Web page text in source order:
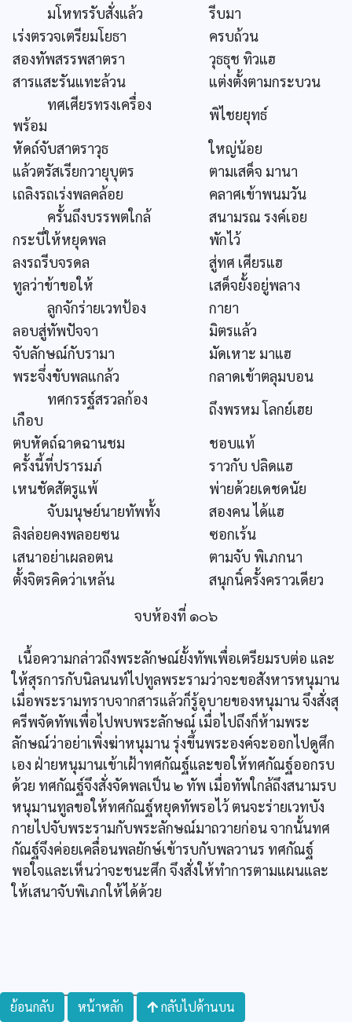
มโหทรรับสั่งแล้ว
รีบมา
เร่งตรวจเตรียมโยธา
ครบถ้วน
สองทัพสรรพสาตรา
วุธธุช ทิวแฮ
สารแสะรันแทะล้วน
แต่งตั้งตามกระบวน
ทศเศียรทรงเครื่อง
พร้อม
พิไชยยุทธ์
หัดถ์จับสาตราวุธ
ใหญ่น้อย
แล้วตรัสเรียกวายุบุตร
ตามเสด็จ มานา
เถลิงรถเร่งพลคล้อย
คลาศเข้าพนมวัน
ครั้นถึงบรรพตใกล้
สนามรณ รงค์เอย
กระบี่ให้หยุดพล
พักไว้
ลงรถรีบจรดล
สู่ทศ เศียรแฮ
ทูลว่าข้าขอให้
เสด็จยั้งอยู่พลาง
ลูกจักร่ายเวทป้อง
กายา
ลอบสู่ทัพปัจจา
มิตรแล้ว
จับลักษณ์กับรามา
มัดเหาะ มาแฮ
พระจึ่งขับพลแกล้ว
กลาดเข้าตลุมบอน
ทศกรรฐ์สรวลก้อง
เกือบ
ถึงพรหม โลกย์เฮย
ตบหัดถ์ฉาดฉานชม
ชอบแท้
ครั้งนี้ที่ปรารมภ์
ราวกับ ปลิดแฮ
เหนชัดสัตรูแพ้
พ่ายด้วยเดชดนัย
จับมนุษย์นายทัพทั้ง
สองคน ได้แฮ
ลิงล่อยคงพลอยซน
ซอกเร้น
เสนาอย่าเผลอตน
ตามจับ พิเภกนา
ตั้งจิตรคิดว่าเหล้น
สนุกนิ์ครั้งคราวเดียว
จบห้องที่ ๑๐๖
เนื้อความกล่าวถึงพระลักษณ์ยั้งทัพเพื่อเตรียมรบต่อ และ
ให้สุรการกับนิลนนท์ไปทูลพระรามว่าจะขอสังหารหนุมาน
เมื่อพระรามทราบจากสารแล้วก็รู้อุบายของหนุมาน จึงสั่งสุ
ครีพจัดทัพเพื่อไปพบพระลักษณ์ เมื่อไปถึงก็ห้ามพระ
ลักษณ์ว่าอย่าเพิ่งฆ่าหนุมาน รุ่งขึ้นพระองค์จะออกไปดูศึก
เอง ฝ่ายหนุมานเข้าเฝ้าทศกัณฐ์และขอให้ทศกัณฐ์ออกรบ
ด้วย ทศกัณฐ์จึงสั่งจัดพลเป็น ๒ ทัพ เมื่อทัพใกล้ถึงสนามรบ
หนุมานทูลขอให้ทศกัณฐ์หยุดทัพรอไว้ ตนจะร่ายเวทบัง
กายไปจับพระรามกับพระลักษณ์มาถวายก่อน จากนั้นทศ
กัณฐ์จึงค่อยเคลื่อนพลยักษ์เข้ารบกับพลวานร ทศกัณฐ์
พอใจและเห็นว่าจะชนะศึก จึงสั่งให้ทำการตามแผนและ
ให้เสนาจับพิเภกให้ได้ด้วย
ย้อนกลับ หน้าหลัก กลับไปด้านบน